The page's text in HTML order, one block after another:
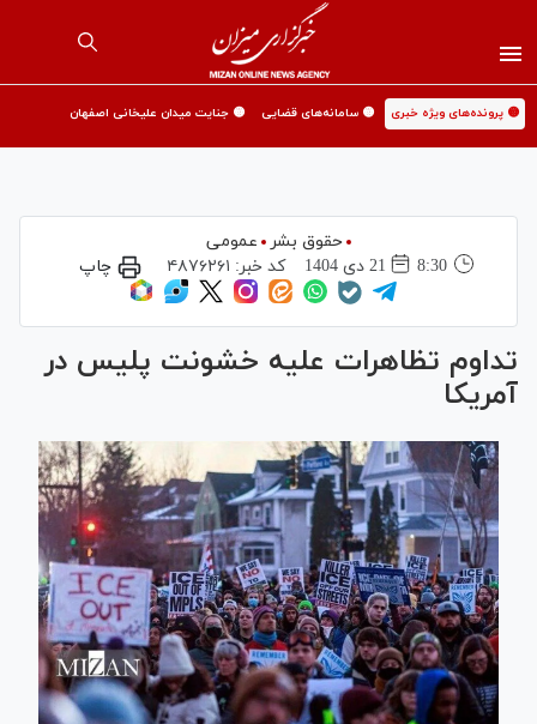
🟡 پرونده‌های ویژه خبری 🟡 سامانه‌های قضایی 🟡 جنایت میدان علیخانی اصفهان
حقوق بشر
عمومی
8:30
21 دی 1404 کد خبر: ۴۸۷۶۲۶۱ چاپ
تداوم تظاهرات علیه خشونت پلیس در
آمریکا